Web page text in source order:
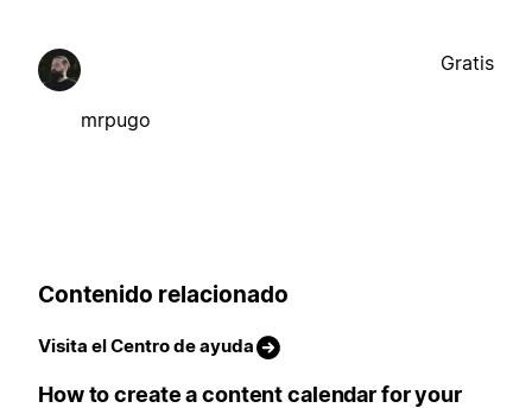
mrpugo
Gratis
Contenido relacionado
Visita el Centro de ayuda
How to create a content calendar for your